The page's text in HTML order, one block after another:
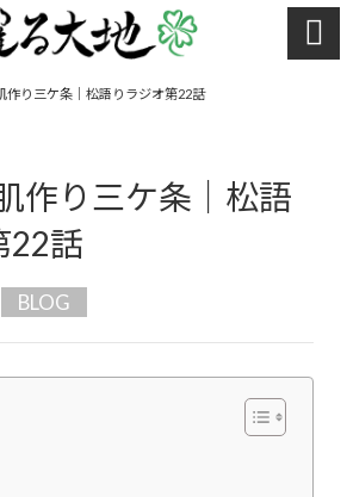

作り三ケ条｜松語りラジオ第22話
作り三ケ条｜松語
22話
BLOG